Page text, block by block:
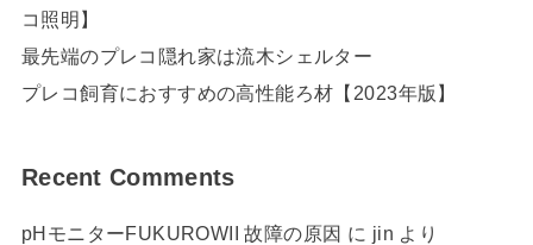
コ照明】
最先端のプレコ隠れ家は流木シェルター
プレコ飼育におすすめの高性能ろ材【2023年版】
Recent Comments
pHモニターFUKUROWII 故障の原因 に jin より